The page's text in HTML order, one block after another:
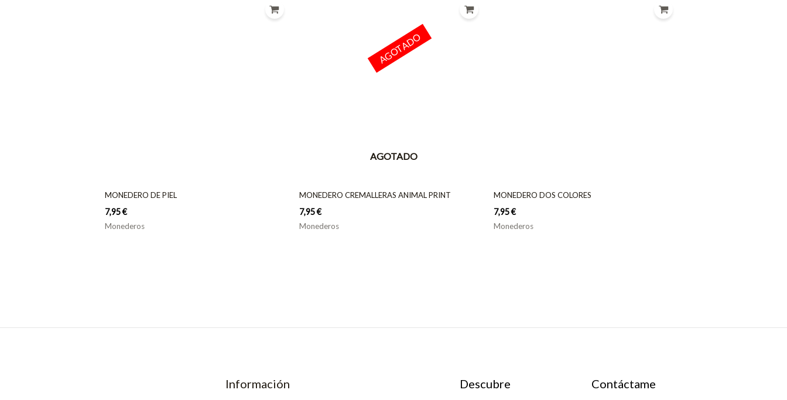
MONEDERO DE PIEL
7,95€
Monederos
AGOTADO
MONEDERO CREMALLERAS ANIMAL PRINT
7,95€
Monederos
AGOTADO
MONEDERO DOS COLORES
7,95€
Monederos
Información Descubre Contáctame